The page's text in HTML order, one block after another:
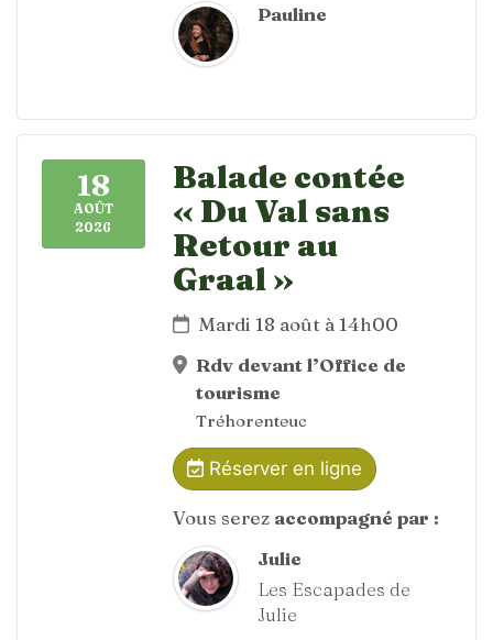
Pauline
18
AOÛT
2026
Balade contée
« Du Val sans
Retour au
Graal »
Mardi 18 août à 14h00
Rdv devant l’Office de
tourisme
Tréhorenteuc
Réserver en ligne
Vous serez accompagné par :
Julie
Les Escapades de
Julie